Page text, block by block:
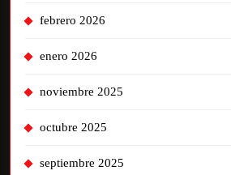
febrero 2026
enero 2026
noviembre 2025
octubre 2025
septiembre 2025